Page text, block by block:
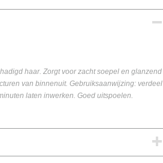
haar. Zorgt voor zacht soepel en glanzend
van binnenuit. Gebruiksaanwijzing: verdeel
laten inwerken. Goed uitspoelen.